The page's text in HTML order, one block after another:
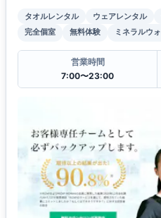
タオルレンタル ウェアレンタル
完全個室
無料体験 ミネラルウ
営業時間
7:00〜23:00